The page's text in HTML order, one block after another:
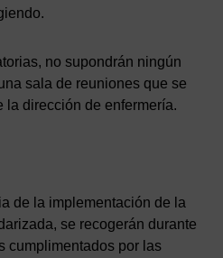
no supondrán ningún
sala de reuniones que se
la dirección de enfermería.
de la implementación de la
se recogerán durante
cumplimentados por las